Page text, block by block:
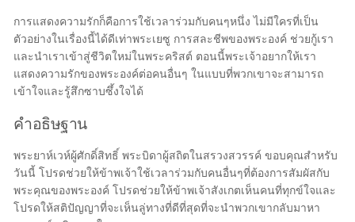
การแสดงความรักก็คือการใช้เวลาร่วมกับคนๆหนึ่ง ไม่มีใครที่เป็น
ตัวอย่างในเรื่องนี้ได้ดีเท่าพระเยซู การสละชีพของพระองค์ ช่วยกู้เรา
และนำเราเข้าสู่ชีวิตใหม่ในพระคริสต์ ตอนนี้พระเจ้าอยากให้เรา
แสดงความรักของพระองค์ต่อคนอื่นๆ ในแบบที่พวกเขาจะสามารถ
เข้าใจและรู้สึกซาบซึ้งใจได้
คำอธิษฐาน
พระยาห์เวห์ผู้ศักดิ์สิทธิ์ พระบิดาผู้สถิตในสรวงสวรรค์​ ขอบคุณสำหรับ
วันนี้ โปรดช่วยให้ข้าพเจ้าใช้เวลาร่วมกับคนอื่นๆที่ต้องการสัมผัสกับ
พระคุณของพระองค์ โปรดช่วยให้ข้าพเจ้าสังเกตเห็นคนที่ทุกข์ใจและ
โปรดให้สติปัญญาที่จะเห็นลู่ทางที่ดีที่สุดที่จะนำพวกเขากลับมาหา